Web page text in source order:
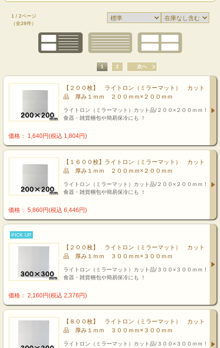
1 / 2ページ
（全28件）
1 2 次へ
【２００枚】 ライトロン（ミラーマット） カット
品 厚み１ｍｍ ２００ｍｍ×２００ｍｍ
ライトロン（ミラーマット）カット品/２００×２００ｍｍ！
食器・雑貨梱包や簡易保冷にも ！
価格： 1,640円(税込 1,804円)
【１６００枚】ライトロン（ミラーマット） カット
品 厚み１ｍｍ ２００ｍｍ×２００ｍｍ
ライトロン（ミラーマット）カット品/２００×２００ｍｍ！
食器・雑貨梱包や簡易保冷にも ！
価格： 5,860円(税込 6,446円)
PICK UP
【２００枚】 ライトロン（ミラーマット） カット
品 厚み１ｍｍ ３００ｍｍ×３００ｍｍ
ライトロン（ミラーマット）カット品/３００×３００ｍｍ！
食器・雑貨梱包や簡易保冷にも ！
価格： 2,160円(税込 2,376円)
【８００枚】 ライトロン（ミラーマット） カット
品 厚み１ｍｍ ３００ｍｍ×３００ｍｍ
ライトロン（ミラーマット）カット品/３００×３００ｍｍ！